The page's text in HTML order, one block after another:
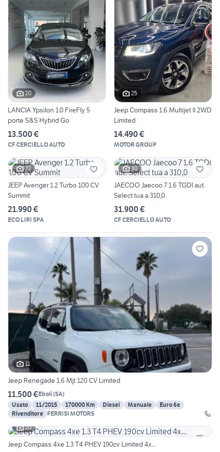
20
LANCIA Ypsilon 1.0 FireFly 5
porte S&S Hybrid Go
13.500 €
CF CERCIELLO AUTO
25
Jeep Compass 1.6 Multijet II 2WD
Limited
14.490 €
MOTOR GROUP
22
JEEP Avenger 1.2 Turbo 100 CV
Summit
21.990 €
ECO LIRI SPA
30
JAECOO Jaecoo 7 1.6 TGDI aut.
Select tua a 310,0
31.900 €
CF CERCIELLO AUTO
11
Jeep Renegade 1.6 Mjt 120 CV Limited
11.500 €Eboli(SA)
Usato
11/2015 170000 Km Diesel Manuale
Euro 6e
Rivenditore FERRISI MOTORS
20
Jeep Compass 4xe 1.3 T4 PHEV 190cv Limited 4x...